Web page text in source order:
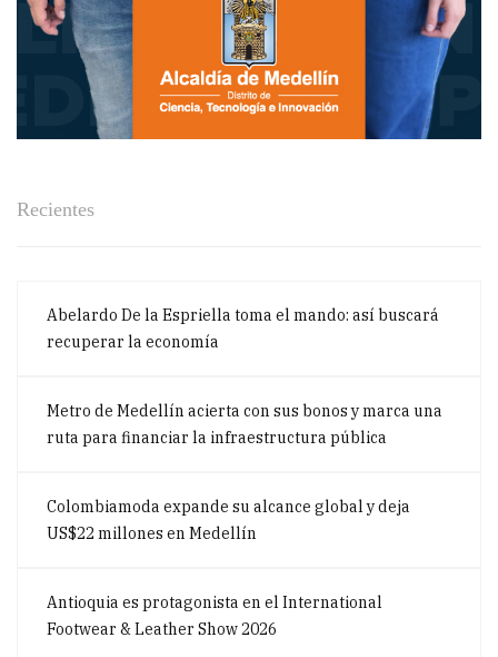
Recientes
Abelardo De la Espriella toma el mando: así buscará
recuperar la economía
Metro de Medellín acierta con sus bonos y marca una
ruta para financiar la infraestructura pública
Colombiamoda expande su alcance global y deja
US$22 millones en Medellín
Antioquia es protagonista en el International
Footwear & Leather Show 2026